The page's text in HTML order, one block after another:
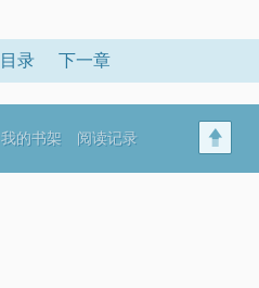
目录 下一章
我的书架 阅读记录